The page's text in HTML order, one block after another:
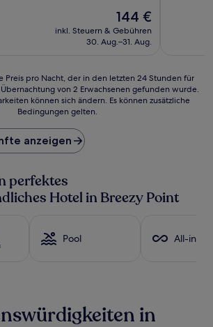
Der
Preis
beträgt
144 €
inkl. Steuern & Gebühren
30. Aug.–31. Aug.
Preis pro Nacht, der in den letzten 24 Stunden für
von 2 Erwachsenen gefunden wurde.
können sich ändern. Es können zusätzliche
Bedingungen gelten.
anzeigen
perfektes
Hotel in Breezy Point
Pool All-
in